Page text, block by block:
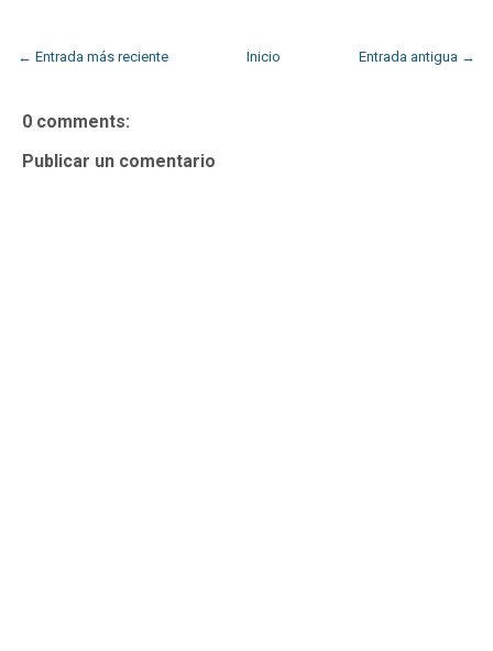
← Entrada más reciente Entrada antigua →
Inicio
0 comments:
Publicar un comentario